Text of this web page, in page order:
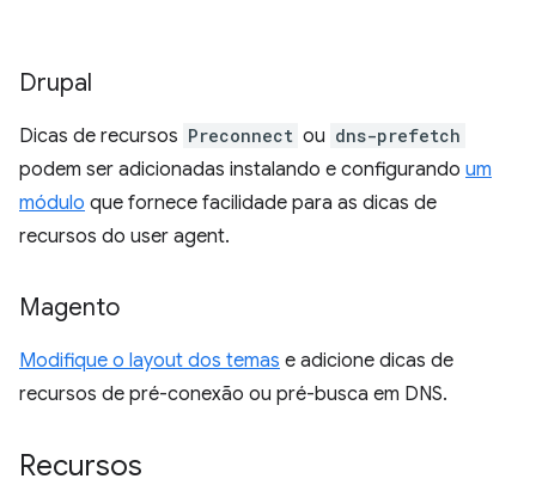
Drupal
Dicas de recursos Preconnect ou dns-prefetch
podem ser adicionadas instalando e configurando um
módulo que fornece facilidade para as dicas de
recursos do user agent.
Magento
Modifique o layout dos temas e adicione dicas de
recursos de pré-conexão ou pré-busca em DNS.
Recursos